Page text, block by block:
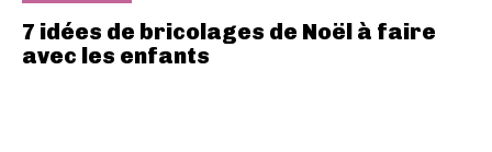
7 idées de bricolages de Noël à faire
avec les enfants